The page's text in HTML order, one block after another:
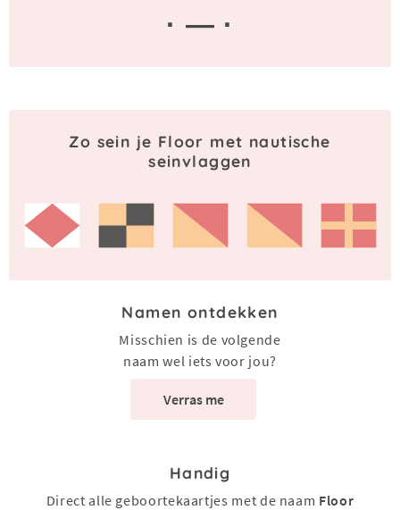
· — ·
Zo sein je Floor met nautische
seinvlaggen
Namen ontdekken
Misschien is de volgende
naam wel iets voor jou?
Verras me
Handig
Direct alle geboortekaartjes met de naam Floor